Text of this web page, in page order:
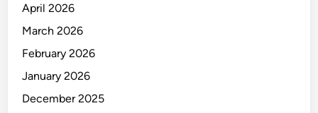
April 2026
March 2026
February 2026
January 2026
December 2025